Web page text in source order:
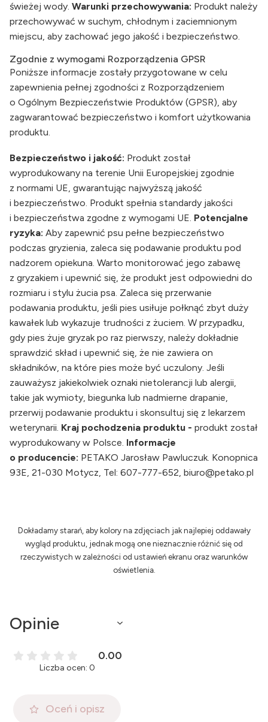
świeżej wody. Warunki przechowywania: Produkt należy
przechowywać w suchym, chłodnym i zaciemnionym
miejscu, aby zachować jego jakość i bezpieczeństwo.
Zgodnie z wymogami Rozporządzenia GPSR
Poniższe informacje zostały przygotowane w celu
zapewnienia pełnej zgodności z Rozporządzeniem
o Ogólnym Bezpieczeństwie Produktów (GPSR), aby
zagwarantować bezpieczeństwo i komfort użytkowania
produktu.
Bezpieczeństwo i jakość: Produkt został
wyprodukowany na terenie Unii Europejskiej zgodnie
z normami UE, gwarantując najwyższą jakość
i bezpieczeństwo. Produkt spełnia standardy jakości
i bezpieczeństwa zgodne z wymogami UE. Potencjalne
ryzyka: Aby zapewnić psu pełne bezpieczeństwo
podczas gryzienia, zaleca się podawanie produktu pod
nadzorem opiekuna. Warto monitorować jego zabawę
z gryzakiem i upewnić się, że produkt jest odpowiedni do
rozmiaru i stylu żucia psa. Zaleca się przerwanie
podawania produktu, jeśli pies usiłuje połknąć zbyt duży
kawałek lub wykazuje trudności z żuciem. W przypadku,
gdy pies żuje gryzak po raz pierwszy, należy dokładnie
sprawdzić skład i upewnić się, że nie zawiera on
składników, na które pies może być uczulony. Jeśli
zauważysz jakiekolwiek oznaki nietolerancji lub alergii,
takie jak wymioty, biegunka lub nadmierne drapanie,
przerwij podawanie produktu i skonsultuj się z lekarzem
weterynarii. Kraj pochodzenia produktu - produkt został
wyprodukowany w Polsce. Informacje
o producencie: PETAKO Jarosław Pawluczuk. Konopnica
93E, 21-030 Motycz, Tel: 607-777-652, biuro@petako.pl
Dokładamy starań, aby kolory na zdjęciach jak najlepiej oddawały
wygląd produktu, jednak mogą one nieznacznie różnić się od
rzeczywistych w zależności od ustawień ekranu oraz warunków
oświetlenia.
Opinie
0.00
Liczba ocen: 0
Oceń i opisz